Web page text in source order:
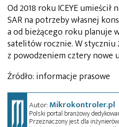
Od 2018 roku ICEYE
SAR na potrzeby własnej
a od bieżącego roku planuje
satelitów rocznie. W styczniu
z powodzeniem cztery nowe
Źródło: informacje prasowe
Autor:Mikrokontroler.pl
Polski portal branżowy
Przeznaczony jest dla